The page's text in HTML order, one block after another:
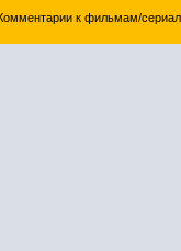
к фильмам/